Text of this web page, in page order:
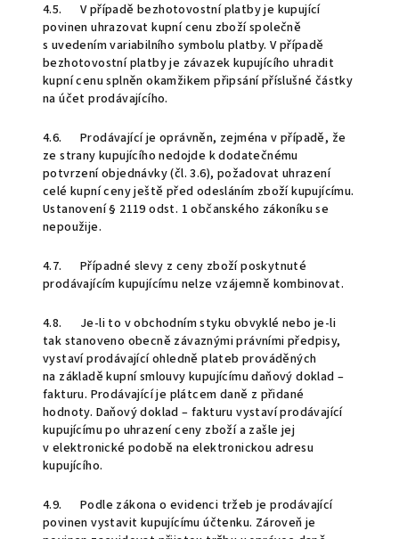
4.5. V případě bezhotovostní platby je kupující
povinen uhrazovat kupní cenu zboží společně
s uvedením variabilního symbolu platby. V případě
bezhotovostní platby je závazek kupujícího uhradit
kupní cenu splněn okamžikem připsání příslušné částky
na účet prodávajícího.
4.6. Prodávající je oprávněn, zejména v případě, že
ze strany kupujícího nedojde k dodatečnému
potvrzení objednávky (čl. 3.6), požadovat uhrazení
celé kupní ceny ještě před odesláním zboží kupujícímu.
Ustanovení § 2119 odst. 1 občanského zákoníku se
nepoužije.
4.7. Případné slevy z ceny zboží poskytnuté
prodávajícím kupujícímu nelze vzájemně kombinovat.
4.8. Je-li to v obchodním styku obvyklé nebo je-li
tak stanoveno obecně závaznými právními předpisy,
vystaví prodávající ohledně plateb prováděných
na základě kupní smlouvy kupujícímu daňový doklad –
fakturu. Prodávající je plátcem daně z přidané
hodnoty. Daňový doklad – fakturu vystaví prodávající
kupujícímu po uhrazení ceny zboží a zašle jej
v elektronické podobě na elektronickou adresu
kupujícího.
4.9. Podle zákona o evidenci tržeb je prodávající
povinen vystavit kupujícímu účtenku. Zároveň je